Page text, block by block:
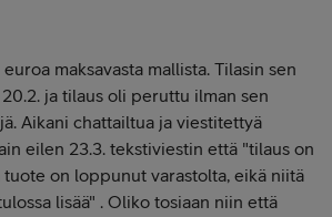
maksavasta mallista. Tilasin sen
ja tilaus oli peruttu ilman sen
Aikani chattailtua ja viestitettyä
eilen 23.3. tekstiviestin että "tilaus on
on loppunut varastolta, eikä niitä
lisää" . Oliko tosiaan niin että